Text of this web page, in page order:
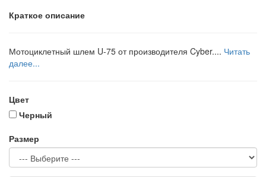
Краткое описание
Мотоциклетный шлем U-75 от производителя Cyber.... Читать
далее...
Цвет
Черный
Размер